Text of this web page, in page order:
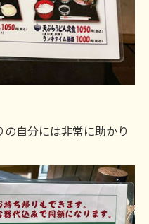
自分には非常に助かり